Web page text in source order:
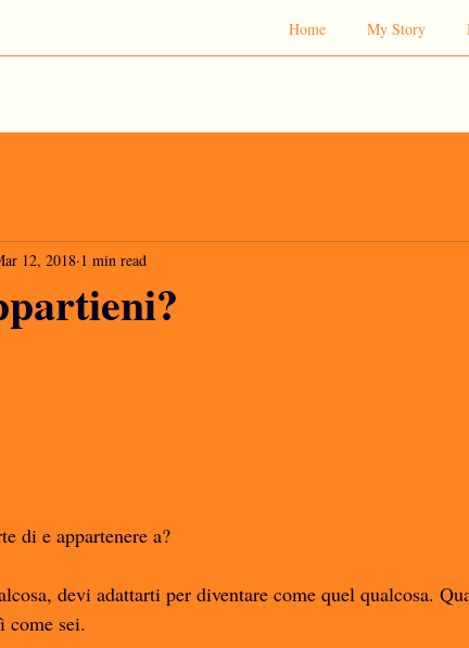
Home My Story
12, 2018 1 min read
di e appartenere a?
devi adattarti per diventare come quel qualcosa.
come sei.